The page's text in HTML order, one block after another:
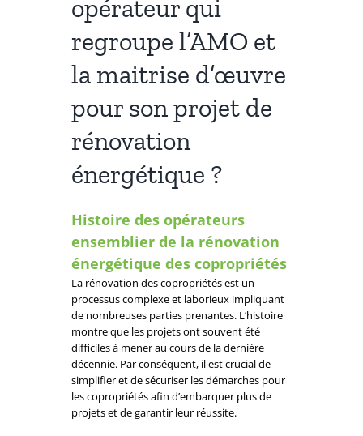
opérateur qui
regroupe l’AMO et
la maitrise d’œuvre
pour son projet de
rénovation
énergétique ?
Histoire des opérateurs
ensemblier de la rénovation
énergétique des copropriétés
La rénovation des copropriétés est un
processus complexe et laborieux impliquant
de nombreuses parties prenantes. L’histoire
montre que les projets ont souvent été
difficiles à mener au cours de la dernière
décennie. Par conséquent, il est crucial de
simplifier et de sécuriser les démarches pour
les copropriétés afin d’embarquer plus de
projets et de garantir leur réussite.